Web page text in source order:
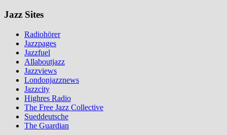
Jazz Sites
Radiohörer
Jazzpages
Jazzfuel
Allaboutjazz
Jazzviews
Londonjazznews
Jazzcity
Highres Radio
The Free Jazz Collective
Sueddeutsche
The Guardian